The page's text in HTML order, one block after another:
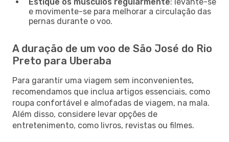
e movimente-se para melhorar a circulação das
pernas durante o voo.
A duração de um voo de São José do Rio
Preto para Uberaba
Para garantir uma viagem sem inconvenientes,
recomendamos que inclua artigos essenciais, como
roupa confortável e almofadas de viagem, na mala.
Além disso, considere levar opções de
entretenimento, como livros, revistas ou filmes.